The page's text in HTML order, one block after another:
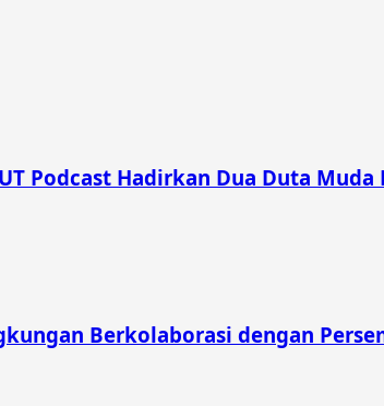
Podcast Hadirkan Dua Duta
Berkolaborasi dengan